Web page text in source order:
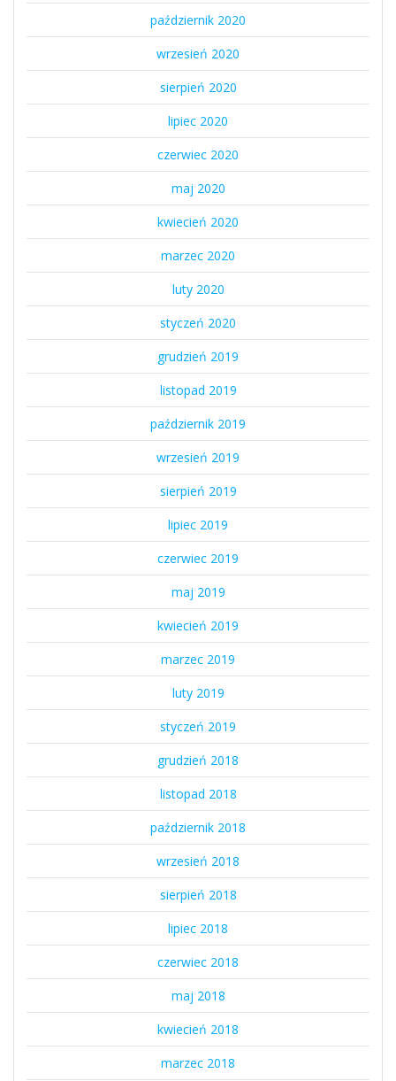
październik 2020
wrzesień 2020
sierpień 2020
lipiec 2020
czerwiec 2020
maj 2020
kwiecień 2020
marzec 2020
luty 2020
styczeń 2020
grudzień 2019
listopad 2019
październik 2019
wrzesień 2019
sierpień 2019
lipiec 2019
czerwiec 2019
maj 2019
kwiecień 2019
marzec 2019
luty 2019
styczeń 2019
grudzień 2018
listopad 2018
październik 2018
wrzesień 2018
sierpień 2018
lipiec 2018
czerwiec 2018
maj 2018
kwiecień 2018
marzec 2018